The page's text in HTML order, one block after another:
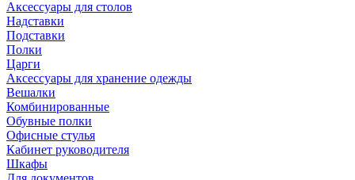
Аксессуары для столов
Надставки
Подставки
Полки
Царги
Аксессуары для хранение одежды
Вешалки
Комбинированные
Обувные полки
Офисные стулья
Кабинет руководителя
Шкафы